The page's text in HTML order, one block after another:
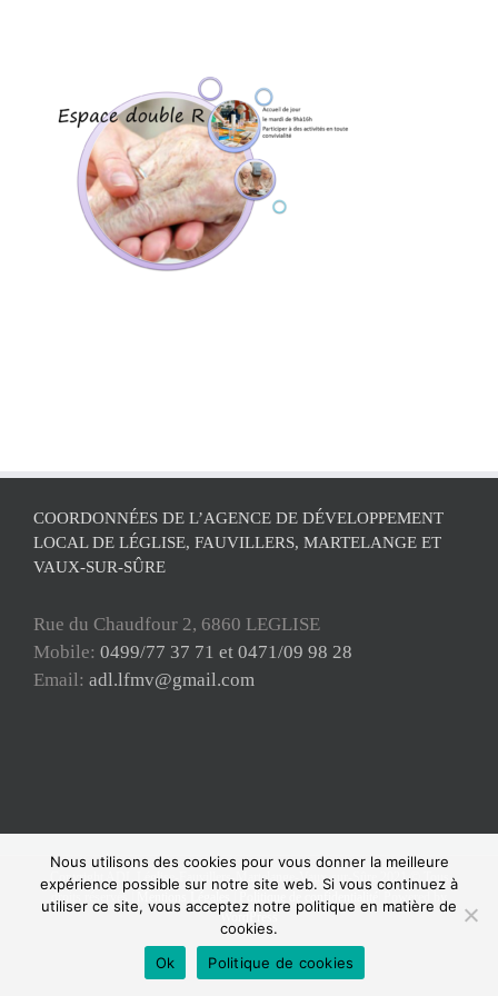
COORDONNÉES DE L’AGENCE DE DÉVELOPPEMENT
LOCAL DE LÉGLISE, FAUVILLERS, MARTELANGE ET
VAUX-SUR-SÛRE
Rue du Chaudfour 2, 6860 LEGLISE
Mobile: 0499/77 37 71 et 0471/09 98 28
Email: adl.lfmv@gmail.com
Copyright ADL Léglise-Fauvillers-Martelange-Vaux-sur-Sûre 2021 © Tous
droits réservés |
| Powered by
WordPress
Facebook
Nous utilisons des cookies pour vous donner la meilleure
expérience possible sur notre site web. Si vous continuez à
utiliser ce site, vous acceptez notre politique en matière de
cookies.
Ok
Politique de cookies